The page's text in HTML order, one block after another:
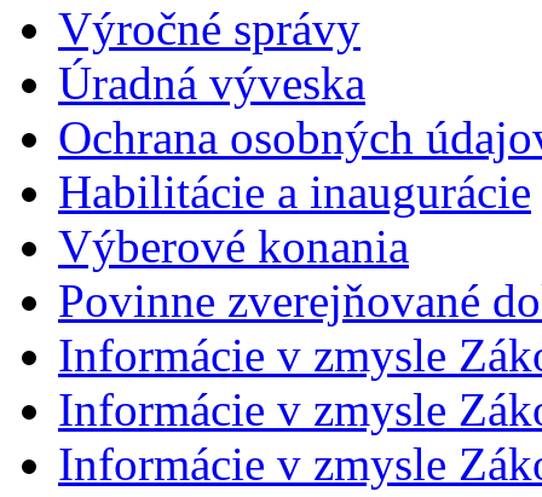
Výročné správy
Úradná výveska
Ochrana osobných
Habilitácie a inaugurácie
Výberové konania
Povinne zverejňované
Informácie v zmysle
Informácie v zmysle
Informácie v zmysle